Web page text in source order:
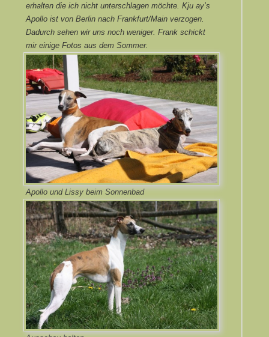
erhalten die ich nicht unterschlagen möchte. Kju ay’s
Apollo ist von Berlin nach Frankfurt/Main verzogen.
Dadurch sehen wir uns noch weniger. Frank schickt
mir einige Fotos aus dem Sommer.
Apollo und Lissy beim Sonnenbad